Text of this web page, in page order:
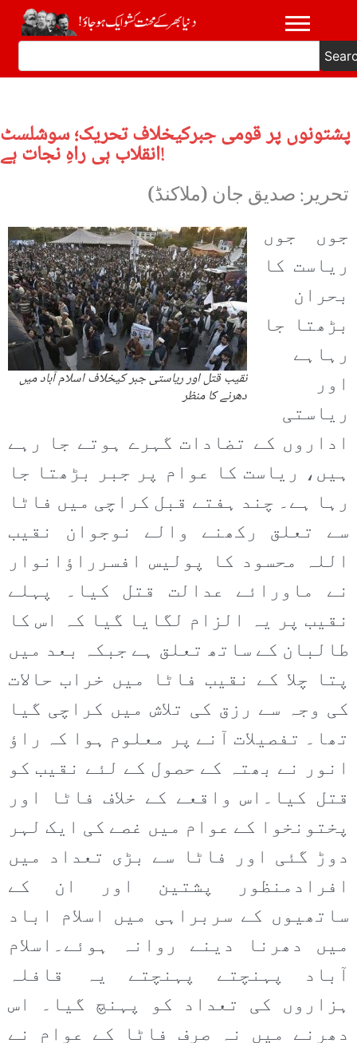
پشتونوں پر قومی جبرکیخلاف تحریک؛ سوشلسٹ
انقلاب ہی راہِ نجات ہے!
تحریر: صدیق جان (ملاکنڈ)
نقیب قتل اور ریاستی جبر کیخلاف اسلام آباد میں
دھرنے کا منظر
جوں جوں
ریاست کا
بحران
بڑھتا جا
رہاہے
اور
ریاستی
اداروں کے تضادات گہرے ہوتے جا رہے
ہیں، ریاست کا عوام پر جبر بڑھتا جا
رہا ہے۔ چند ہفتے قبل کراچی میں فاٹا
سے تعلق رکھنے والے نوجوان نقیب
اللہ محسود کا پولیس افسرراؤانوار
نے ماورائے عدالت قتل کیا۔ پہلے
نقیب پر یہ الزام لگایا گیا کہ اس کا
طالبان کے ساتھ تعلق ہے جبکہ بعد میں
پتا چلا کے نقیب فاٹا میں خراب حالات
کی وجہ سے رزق کی تلاش میں کراچی گیا
تھا۔ تفصیلات آنے پر معلوم ہوا کہ راؤ
انور نے بھتہ کے حصول کے لئے نقیب کو
قتل کیا۔اس واقعے کے خلاف فاٹا اور
پختونخوا کے عوام میں غصے کی ایک لہر
دوڑ گئی اور فاٹا سے بڑی تعداد میں
افرادمنظور پشتین اور ان کے
ساتھیوں کے سربراہی میں اسلام اباد
میں دھرنا دینے روانہ ہوئے۔اسلام
آباد پہنچتے پہنچتے یہ قافلہ
ہزاروں کی تعداد کو پہنچ گیا۔ اس
دھرنے میں نہ صرف فاٹا کے عوام نے